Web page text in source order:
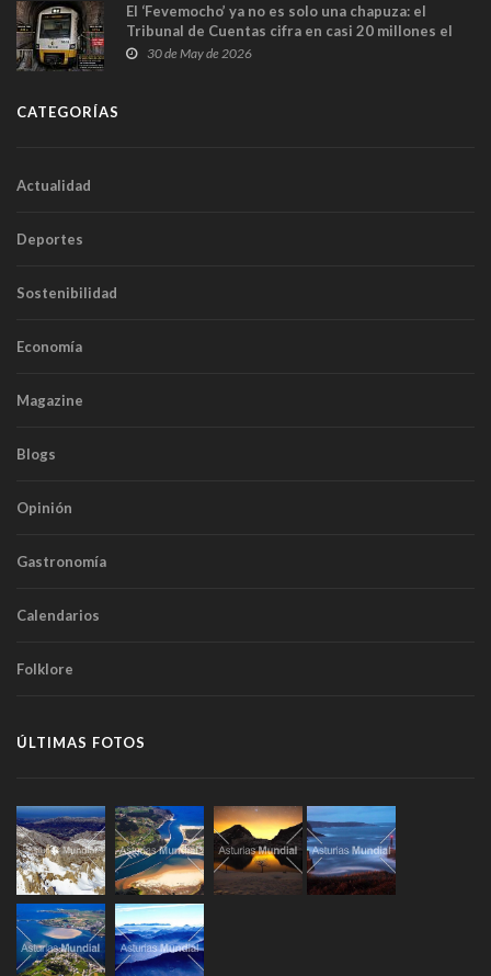
El ‘Fevemocho’ ya no es solo una chapuza: el
Tribunal de Cuentas cifra en casi 20 millones el
sobrecoste de los trenes que no cabían por los
30 de May de 2026
CATEGORÍAS
Actualidad
Deportes
Sostenibilidad
Economía
Magazine
Blogs
Opinión
Gastronomía
Calendarios
Folklore
ÚLTIMAS FOTOS